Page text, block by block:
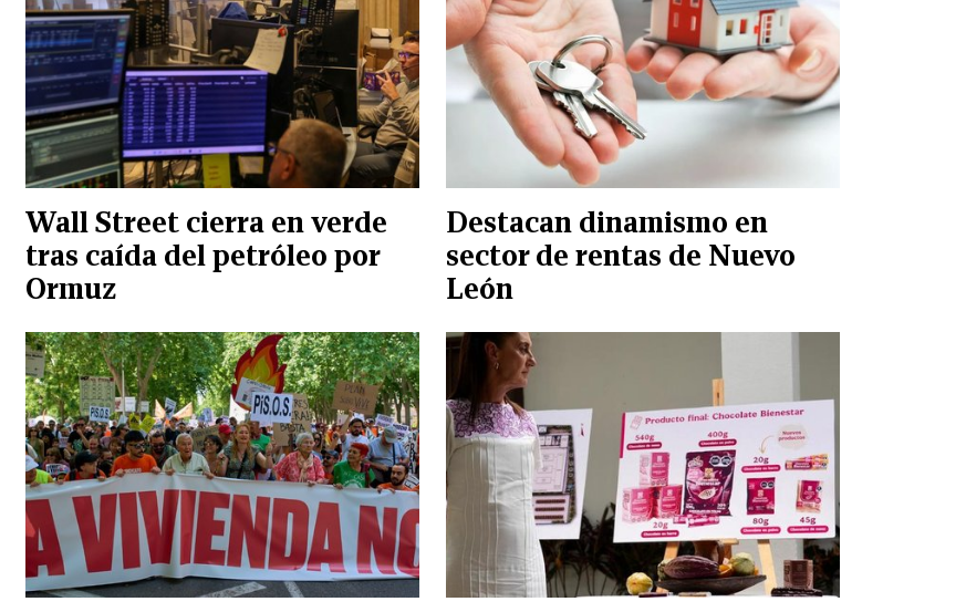
Wall Street cierra en verde
tras caída del petróleo por
Ormuz
Destacan dinamismo en
sector de rentas de Nuevo
León